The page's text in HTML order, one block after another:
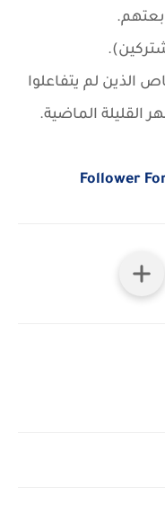
الذين لم يتفاعلوا
القليلة الماضية.
Follower